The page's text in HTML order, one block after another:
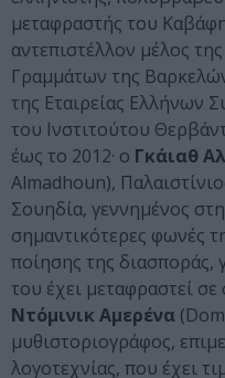
μεταφραστής του
αντεπιστέλλον μέλος
Γραμμάτων της
της Εταιρείας Ελλήνων
του Ινστιτούτου
έως το 2012· ο Γκάιαθ
Almadhoun),
Σουηδία, γεννημένος
σημαντικότερες φωνές
ποίησης της διασποράς,
του έχει μεταφραστεί
Ντόμινικ Αμερένα
μυθιστοριογράφος,
λογοτεχνίας, που έχει